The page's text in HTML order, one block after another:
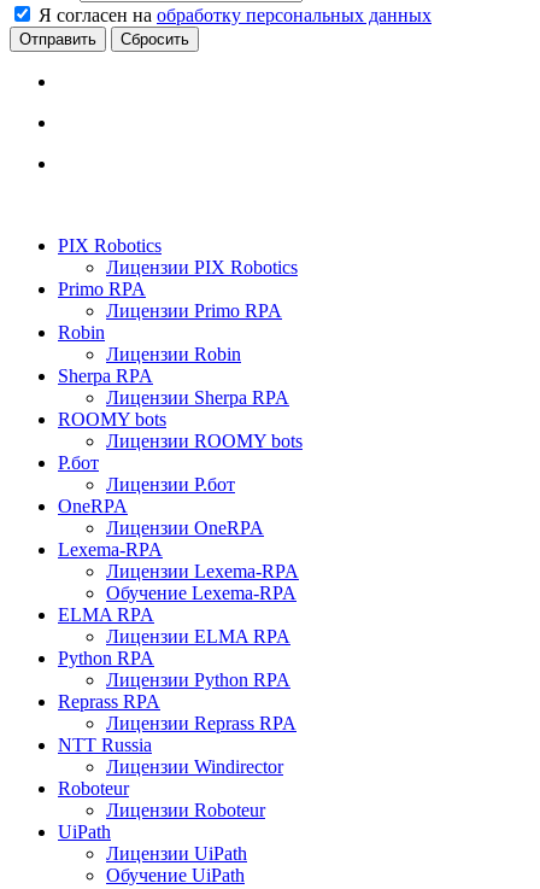
Я согласен на обработку персональных данных
Сбросить
PIX Robotics
Лицензии PIX Robotics
Primo RPA
Лицензии Primo RPA
Robin
Лицензии Robin
Sherpa RPA
Лицензии Sherpa RPA
ROOMY bots
Лицензии ROOMY bots
Р.бот
Лицензии Р.бот
OneRPA
Лицензии OneRPA
Lexema-RPA
Лицензии Lexema-RPA
Обучение Lexema-RPA
ELMA RPA
Лицензии ELMA RPA
Python RPA
Лицензии Python RPA
Reprass RPA
Лицензии Reprass RPA
NTT Russia
Лицензии Windirector
Roboteur
Лицензии Roboteur
UiPath
Лицензии UiPath
Обучение UiPath